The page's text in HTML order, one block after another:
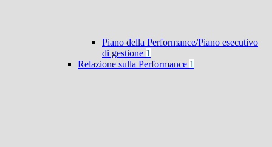
Piano della Performance/Piano esecutivo
di gestione 1
Relazione sulla Performance 1